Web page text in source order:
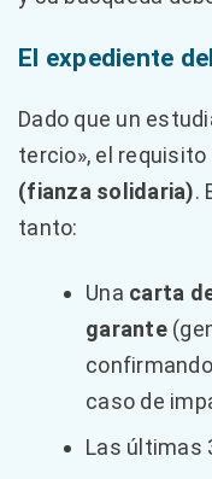
El expediente
Dado que un
tercio», el requisito
(fianza solidaria).
tanto:
Una carta
garante
caso de
Las últimas